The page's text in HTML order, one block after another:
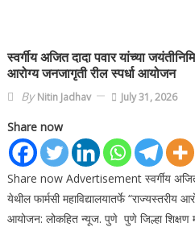
स्वर्गीय अजित दादा पवार यांच्या
आरोग्य जनजागृती रील स्पर्धा आयोजन
ByNitin Jadhav July 31, 2026
Share now
Share now Advertisement स्वर्गीय अजित
येथील फार्मसी महाविद्यालयातर्फे “राज्यस्तरीय
आयोजन: लोकहित न्यूज. पुणे पुणे जिल्हा